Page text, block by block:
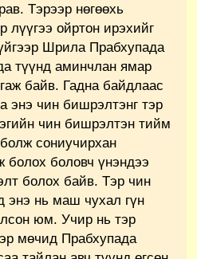
Тэрээр нөгөөхь
лүүгээ ойртон ирэхийг
Шрила Прабхупада
түүнд аминчлан ямар
байв. Гадна байдлаас
энэ чин бишрэлтэнг тэр
чин бишрэлтэн тийм
сониучирхан
болох боловч үнэндээ
болох байв. Тэр чин
энэ нь маш чухал гүн
юм. Учир нь тэр
мөчид Прабхупада